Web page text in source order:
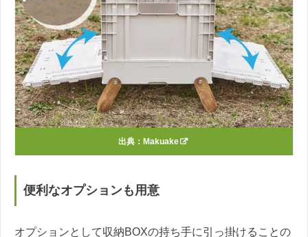
出典： Makuake
便利なオプションも用意
オプションとして収納BOXの持ち手に引っ掛けることの